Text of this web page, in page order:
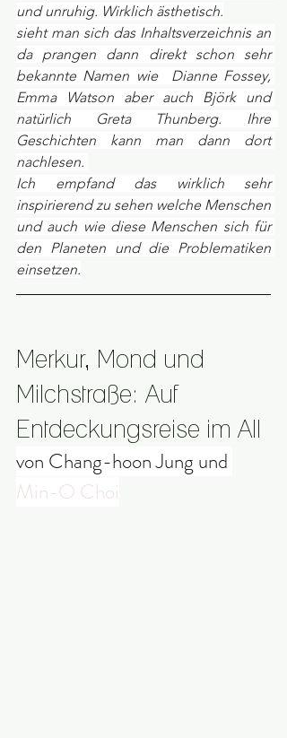
und unruhig. Wirklich ästhetisch.
sieht man sich das Inhaltsverzeichnis an
da prangen dann direkt schon sehr
bekannte Namen wie  Dianne Fossey,
Emma Watson aber auch Björk und
natürlich Greta Thunberg. Ihre
Geschichten kann man dann dort
nachlesen.
Ich empfand das wirklich sehr
inspirierend zu sehen welche Menschen
und auch wie diese Menschen sich für
den Planeten und die Problematiken
einsetzen.
Merkur, Mond und
Milchstraße: Auf
Entdeckungsreise im All
von Chang-hoon Jung und
Min-O Choi